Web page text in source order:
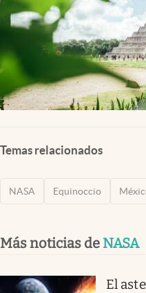
Temas relacionados
NASA Equinoccio
Más noticias de NASA
El